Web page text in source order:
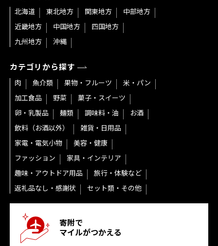
北海道 東北地方 関東地方
中部地方
近畿地方
中国地方
四国地方
九州地方
沖縄
カテゴリから探す
肉 魚介類 果物・フルーツ
米・パン
加工食品
野菜
菓子・スイーツ
卵・乳製品
麺類 調味料・油
お酒
飲料（お酒以外）
雑貨・日用品
家電・電気小物
美容・健康
ファッション
家具・インテリア
趣味・アウトドア用品
旅行・体験など
返礼品なし・感謝状
セット類・その他
寄附で
マイルがつかえる